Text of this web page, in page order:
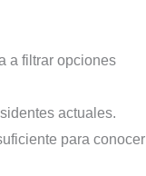
a filtrar opciones
actuales.
para conocer